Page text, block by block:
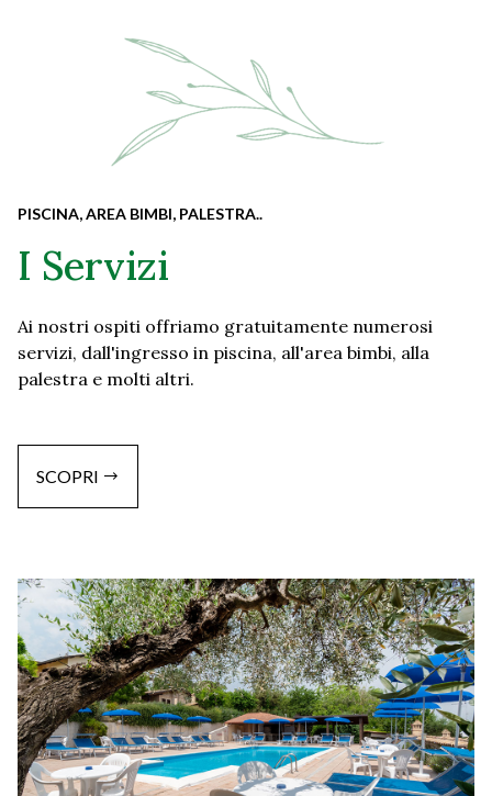
PISCINA, AREA BIMBI, PALESTRA..
I Servizi
Ai nostri ospiti offriamo gratuitamente numerosi
servizi, dall'ingresso in piscina, all'area bimbi, alla
palestra e molti altri.
SCOPRI